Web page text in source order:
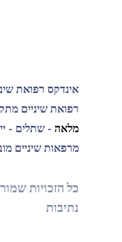
אינדקס רפואת
רפואת שיניים
מלאה - שתלים -
מרפאות שיניים
כל הזכויות
נתיבות